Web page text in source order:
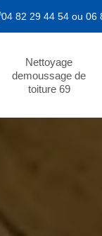
04 82 29 44 54 ou 06
Nettoyage
demoussage de
toiture 69